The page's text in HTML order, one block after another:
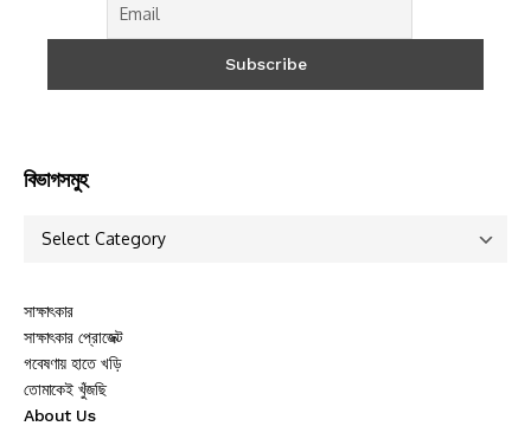
বিভাগসমুহ
সাক্ষাৎকার
সাক্ষাৎকার প্রোজেক্ট
গবেষণায় হাতে খড়ি
তোমাকেই খুঁজছি
About Us